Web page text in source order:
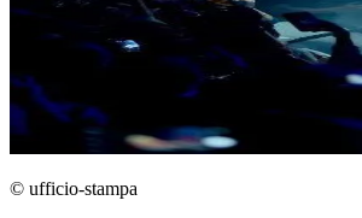
© ufficio-stampa